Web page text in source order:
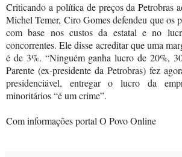
Criticando a política de preços da Petrobras
Michel Temer, Ciro Gomes defendeu que os
com base nos custos da estatal e no
concorrentes. Ele disse acreditar que uma
é de 3%. “Ninguém ganha lucro de 20%,
Parente (ex-presidente da Petrobras) fez
presidenciável, entregar o lucro da
minoritários “é um crime”.
Com informações portal O Povo Online